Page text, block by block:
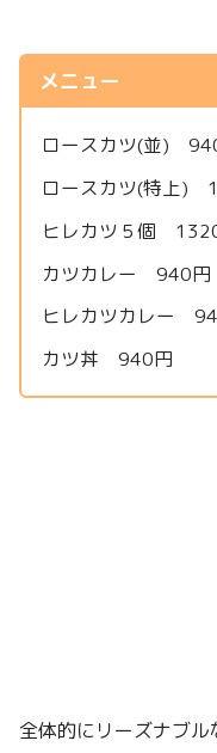
メニュー
ロースカツ(並)
ロースカツ(特上)
ヒレカツ５個
カツカレー 940円
ヒレカツカレー
カツ丼 940円
全体的にリーズナブ